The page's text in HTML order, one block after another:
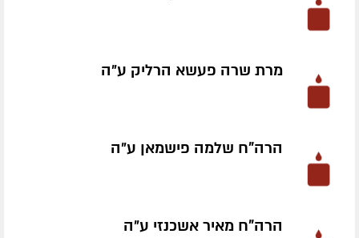
מרת שרה פעשא הרליק ע״ה
הרה"ח שלמה פישמאן ע״ה
הרה"ח מאיר אשכנזי ע״ה